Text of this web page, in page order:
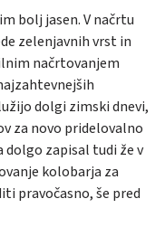
bolj jasen. V načrtu
zelenjavnih vrst in
načrtovanjem
dolgi zimski dnevi,
za novo pridelovalno
zapisal tudi že v
kolobarja za
pravočasno, še pred